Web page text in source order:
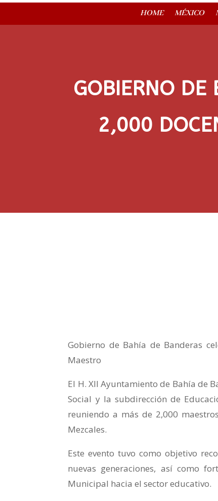
HOME MÉXICO
GOBIERNO DE
2,000
Gobierno de Bahía de Banderas
Maestro
El H. XII Ayuntamiento de Bahía de
Social y la subdirección de
reuniendo a más de 2,000
Mezcales.
Este evento tuvo como objetivo
nuevas generaciones, así como
Municipal hacia el sector educativo.